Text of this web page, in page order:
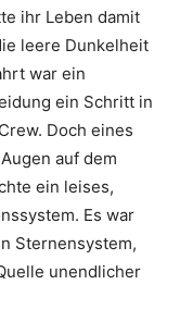
ihr Leben damit
leere Dunkelheit
war ein
ein Schritt in
Doch eines
auf dem
ein leises,
Es war
Sternensystem,
unendlicher